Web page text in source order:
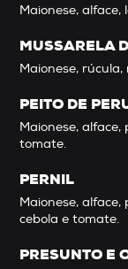
Maionese,
MUSSARELA
Maionese,
PEITO DE
Maionese,
tomate.
PERNIL
Maionese,
cebola e tomate.
PRESUNTO E